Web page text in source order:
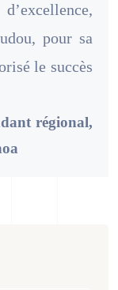
pour sa
le succès
régional,